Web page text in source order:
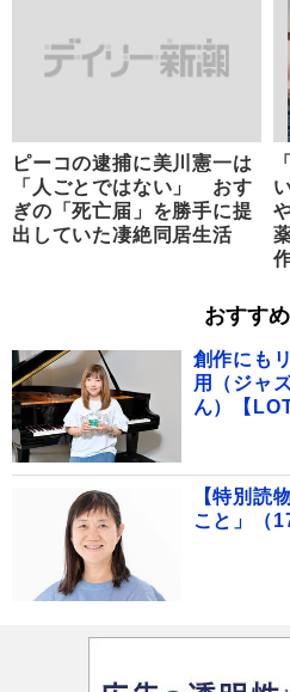
ピーコの逮捕に美川憲一は
「人ごとではない」 おす
ぎの「死亡届」を勝手に提
出していた凄絶同居生活
おすすめ
創作にも
用（ジャ
ん）【
【特別読
こと」（